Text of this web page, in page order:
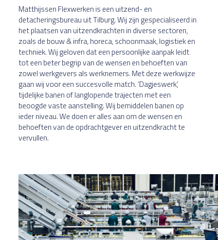
Matthijssen Flexwerken is een uitzend- en
detacheringsbureau uit Tilburg. Wij zijn gespecialiseerd in
het plaatsen van uitzendkrachten in diverse sectoren,
zoals de bouw & infra, horeca, schoonmaak, logistiek en
techniek. Wij geloven dat een persoonlijke aanpak leidt
tot een beter begrip van de wensen en behoeften van
zowel werkgevers als werknemers. Met deze werkwijze
gaan wij voor een succesvolle match. ‘Dagjeswerk’,
tijdelijke banen of langlopende trajecten met een
beoogde vaste aanstelling. Wij bemiddelen banen op
ieder niveau. We doen er alles aan om de wensen en
behoeften van de opdrachtgever en uitzendkracht te
vervullen.